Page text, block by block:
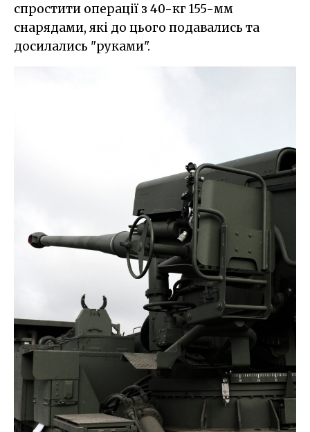
спростити операції з 40-кг 155-мм
снарядами, які до цього подавались та
досилались "руками".